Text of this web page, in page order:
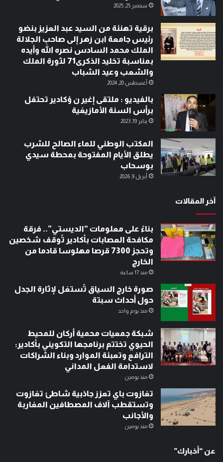
سبتمبر 25, 2025
برقية تهنئة من السيد عبد العزيز بنضو
رئيس جامعة ابن زهر إلى صاحب الجلالة
الملك محمد السادس نصره الله وأيده
بمناسبة تخليد الذكرى71 لثورة الملك
والشعب وعيد الشباب
أغسطس 20, 2024
بالفيديو : ملتقى إغير ن ؤكادير تحتفل
برأس السنة الأمازيغية
يناير 19, 2023
المكتب الوطني للماء الصالح للشرب
يطلق الأيام المفتوحة بمحطة سيدي
بوسحاب
أبريل 9, 2026
آخر المقالات
بناءً على معلومات “الديستي”.. فرقة
مكافحة العصابات بأكادير تُوقف شخصين
وتحجز 7300 قرصا مهلوسا قادما من
الخارج
منذ 17 ساعة
صورة خارج السياق تُستغل لإثارة الجدل
حول أحداث سبتة
منذ يوم واحد
شبكة جمعيات محمية أركان للمحيط
الحيوي تختتم برنامجها التكويني بأكادير:
الترافع وتعبئة الموارد وبناء الشراكات
لاستدامة الفعل المداني
منذ يومين
تغازوت باي تعزز جاذبية شاطئ تغازوت
وتستقطب آلاف المصطافين المغاربة
والأجانب
منذ يومين
عن “أخبارك”